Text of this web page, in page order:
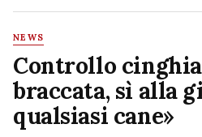
NEWS
Controllo
braccata, sì alla
qualsiasi cane»